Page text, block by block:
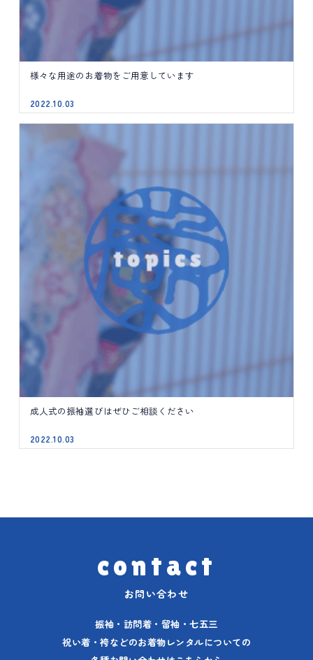
様々な用途のお着物をご用意しています
2022.10.03
成人式の振袖選びはぜひご相談ください
2022.10.03
contact
お問い合わせ
振袖・訪問着・留袖・七五三
祝い着・袴などのお着物レンタルについての